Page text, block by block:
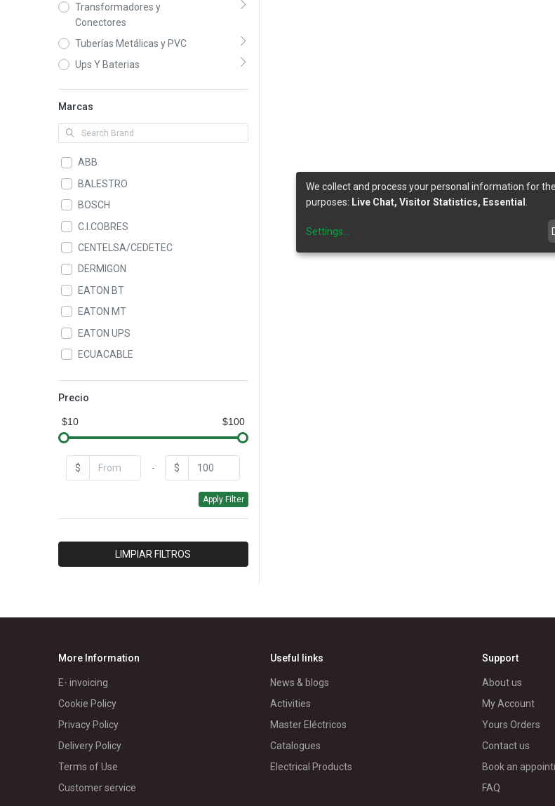
Transformadores y
Conectores
Tuberías Metálicas y PVC
Ups Y Baterias
Marcas
ABB
BALESTRO
BOSCH
C.I.COBRES
CENTELSA/CEDETEC
DERMIGON
EATON BT
EATON MT
EATON UPS
ECUACABLE
GAMMA
GEN POWER
GENERAL CABLE
GENERAL ELECTRIC
HASTINGS
HERRAJES & ESTRUCTURAS
ISOLET
PARRES
Precio
$10 $100
$ - $
Apply Filter
LIMPIAR FILTROS
More Information
E- invoicing
Cookie Policy
Privacy Policy
Delivery Policy
Terms of Use
Customer service
Useful links
News & blogs
Activities
Master Eléctricos
Catalogues
Electrical Products
Support
About us
My Account
Yours Orders
Contact us
Book an
FAQ
We collect and process your personal information for
purposes: Live Chat, Visitor Statistics, Essential .
Settings